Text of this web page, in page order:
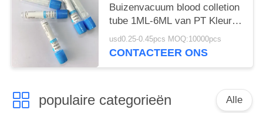
Buizenvacuum blood colletion
tube 1ML-6ML van PT Kleuren
en Tests voor Phlebotomy
usd0.25-0.45pcs MOQ:10000pcs
CONTACTEER ONS
populaire categorieën Alle